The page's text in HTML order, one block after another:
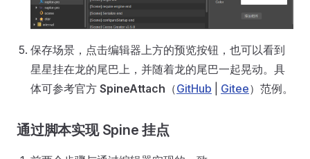
保存场景，点击编辑器上方的预览按钮，也可以看到
星星挂在龙的尾巴上，并随着龙的尾巴一起晃动。具
体可参考官方 SpineAttach （GitHub Gitee）范例。
通过脚本实现 Spine 挂点